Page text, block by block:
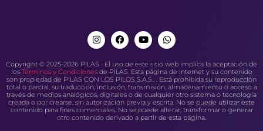
Copyright © 2025-2026 PILAS · El uso de este sitio web implica la aceptación de
los Términos y Condicionesde PILAS. Esta página de internet y su contenido
son propiedad de PILAS CON LOS PILOS S.A.S., . Está prohibida su reproducción
total o parcial, su traducción, inclusión, transmisión, almacenamiento o acceso a
través de medios analógicos, digitales o de cualquier otro sistema o tecnología
creada o por crearse, sin autorización previa y escrita. No se puede utilizar este
contenido para fines comerciales. No se puede alterar, transformar o generar
otro contenido derivado a partir de esta página.